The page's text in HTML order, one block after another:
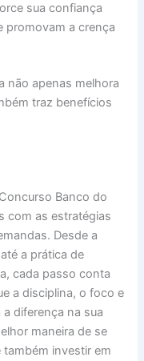
sua confiança
promovam a crença
não apenas melhora
traz benefícios
Banco do
com as estratégias
Desde a
a prática de
cada passo conta
a disciplina, o foco e
diferença na sua
maneira de se
investir em